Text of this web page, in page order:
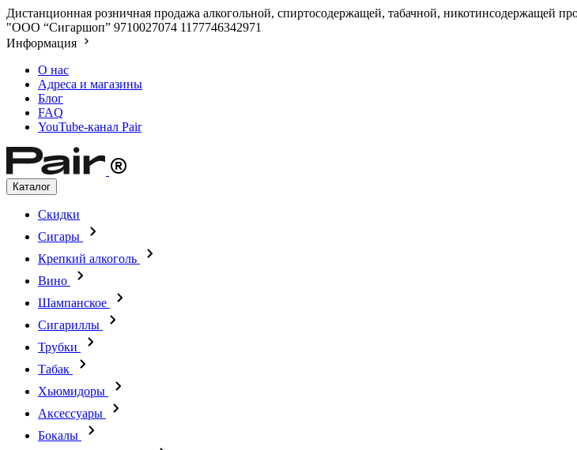
Дистанционная розничная продажа алкогольной, спиртосодержащей, табачной, никотинсодержащей
"ООО “Сигаршоп” 9710027074 1177746342971
Информация
О нас
Адреса и магазины
Блог
FAQ
YouTube-канал Pair
Каталог
Скидки
Сигары
Крепкий алкоголь
Вино
Шампанское
Сигариллы
Трубки
Табак
Хьюмидоры
Аксессуары
Бокалы